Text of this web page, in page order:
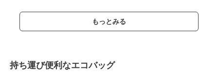
もっとみる
持ち運び便利なエコバッグ